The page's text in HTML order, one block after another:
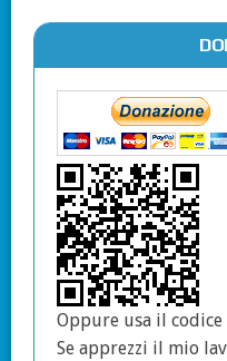
Oppure usa il codice
Se apprezzi il mio